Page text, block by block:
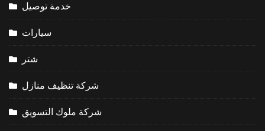
خدمة توصيل
سيارات
شتر
شركة تنظيف منازل
شركة ملوك التسويق